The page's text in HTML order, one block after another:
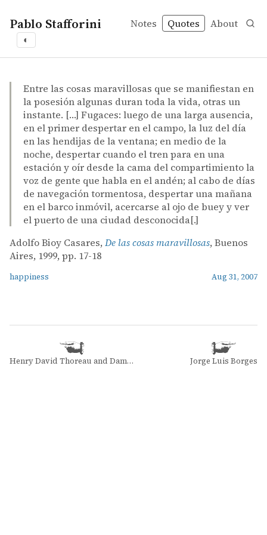
Pablo Stafforini Notes Quotes About
◐
Adolfo Bioy Casares – De las cosas maravillosas
Adolfo Bioy Casares
De las cosas maravillosas
bookEntre las cosas maravillosas que se manifiestan en
la posesión algunas duran toda la vida, otras un
instante. […] Fugaces: luego de una larga ausencia,
en el primer despertar en el campo, la luz del día
en las hendijas de la ventana; en medio de la
noche, despertar cuando el tren para en una
estación y oír desde la cama del compartimiento la
voz de gente que habla en el andén; al cabo de días
de navegación tormentosa, despertar una mañana
en el barco inmóvil, acercarse al ojo de buey y ver
el puerto de una ciudad desconocida[.]
Adolfo Bioy Casares, De las cosas maravillosas, Buenos
Aires, 1999, pp. 17-18
happiness Aug 31, 2007
Henry David Thoreau and Damion Searls Jorge Luis Borges